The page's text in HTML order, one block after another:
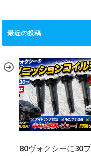
最近の投稿
80ヴォクシーに30